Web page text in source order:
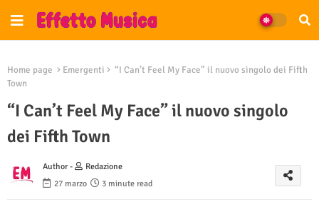
Home page Emergenti
“I Can’t Feel My Face” il nuovo singolo dei Fifth
Town
“I Can’t Feel My Face” il nuovo singolo
dei Fifth Town
Author -
Redazione
27 marzo
3 minute read